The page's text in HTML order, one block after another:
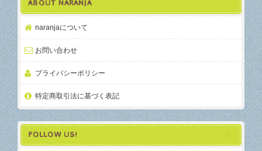
ABOUT NARANJA
naranjaについて
お問い合わせ
プライバシーポリシー
特定商取引法に基づく表記
FOLLOW US!